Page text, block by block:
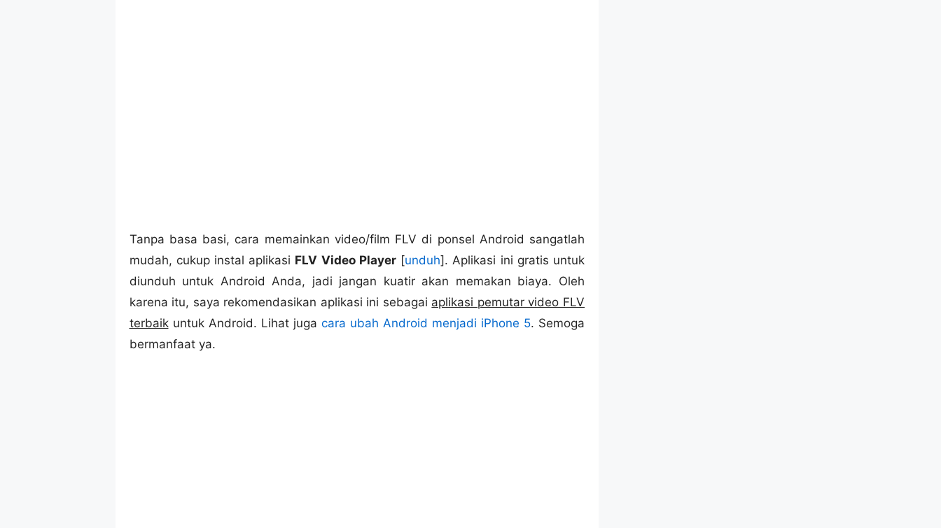
Tanpa basa basi, cara memainkan video/film FLV di ponsel Android sangatlah
mudah, cukup instal aplikasi FLV Video Player[unduh]. Aplikasi ini gratis untuk
diunduh untuk Android Anda, jadi jangan kuatir akan memakan biaya. Oleh
karena itu, saya rekomendasikan aplikasi ini sebagai aplikasi pemutar video FLV
terbaikuntuk Android. Lihat juga cara ubah Android menjadi iPhone 5. Semoga
bermanfaat ya.